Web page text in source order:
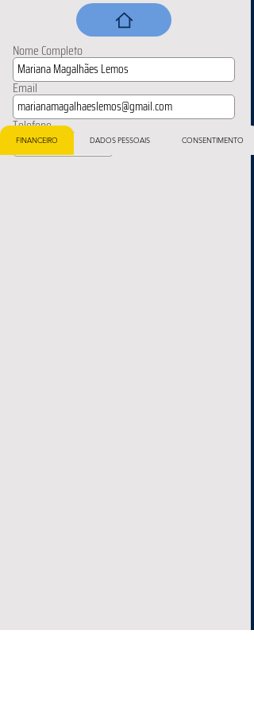
Nome Completo
Email
Telefone
FINANCEIRO DADOS PESSOAIS CONSENTIMENTO